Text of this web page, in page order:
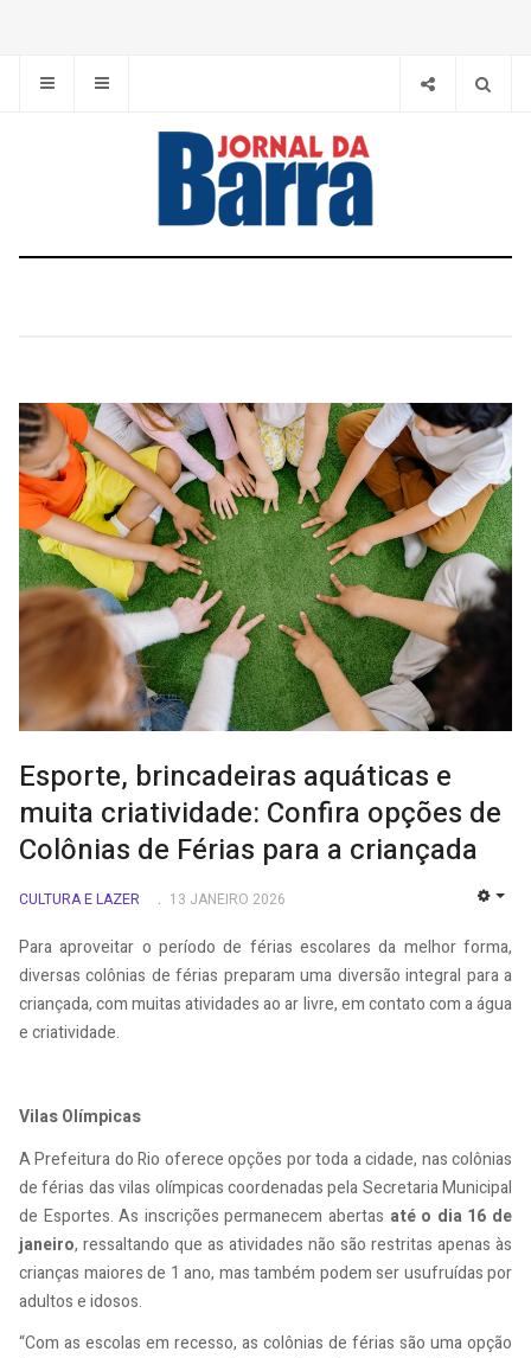
Esporte, brincadeiras aquáticas e
muita criatividade: Confira opções de
Colônias de Férias para a criançada
CULTURA E LAZER 13 JANEIRO 2026
Para aproveitar o período de férias escolares da melhor forma,
diversas colônias de férias preparam uma diversão integral para a
criançada, com muitas atividades ao ar livre, em contato com a água
e criatividade.
Vilas Olímpicas
A Prefeitura do Rio oferece opções por toda a cidade, nas colônias
de férias das vilas olímpicas coordenadas pela Secretaria Municipal
de Esportes. As inscrições permanecem abertas até o dia 16 de
janeiro, ressaltando que as atividades não são restritas apenas às
crianças maiores de 1 ano, mas também podem ser usufruídas por
adultos e idosos.
“Com as escolas em recesso, as colônias de férias são uma opção